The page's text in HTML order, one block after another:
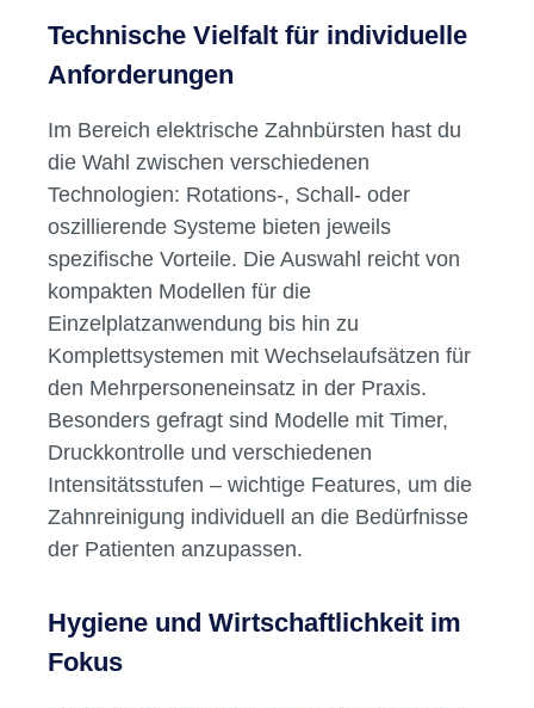
und tragen maßgeblich zur Mundgesundheit
bei. Im Vergleich zu herkömmlichen
einen konstanten, effektiven
Reinigungsvorgang – das spart Zeit und liefert
reproduzierbare Ergebnisse.
Technische Vielfalt für individuelle
Anforderungen
Im Bereich elektrische Zahnbürsten hast du
die Wahl zwischen verschiedenen
Technologien: Rotations-, Schall- oder
oszillierende Systeme bieten jeweils
spezifische Vorteile. Die Auswahl reicht von
kompakten Modellen für die
Einzelplatzanwendung bis hin zu
den Mehrpersoneneinsatz in der Praxis.
Besonders gefragt sind Modelle mit Timer,